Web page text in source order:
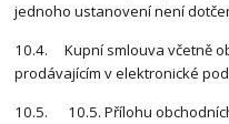
jednoho ustanovení není
10.4. Kupní smlouva včetně
prodávajícím v elektronické
10.5. 10.5. Přílohu